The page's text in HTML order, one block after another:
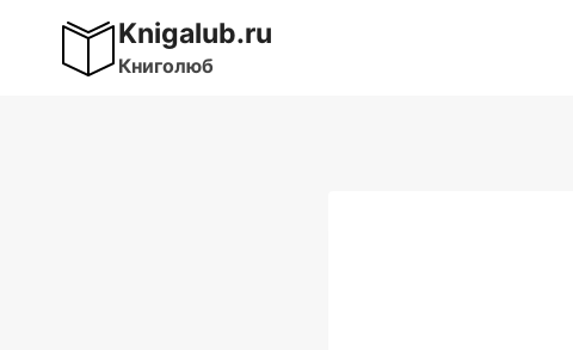
содержимому
Knigalub.ru
Книголюб